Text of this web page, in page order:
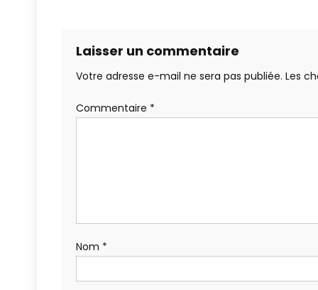
Laisser un commentaire
Votre adresse e-mail ne sera pas publiée. Les
Commentaire *
Nom *